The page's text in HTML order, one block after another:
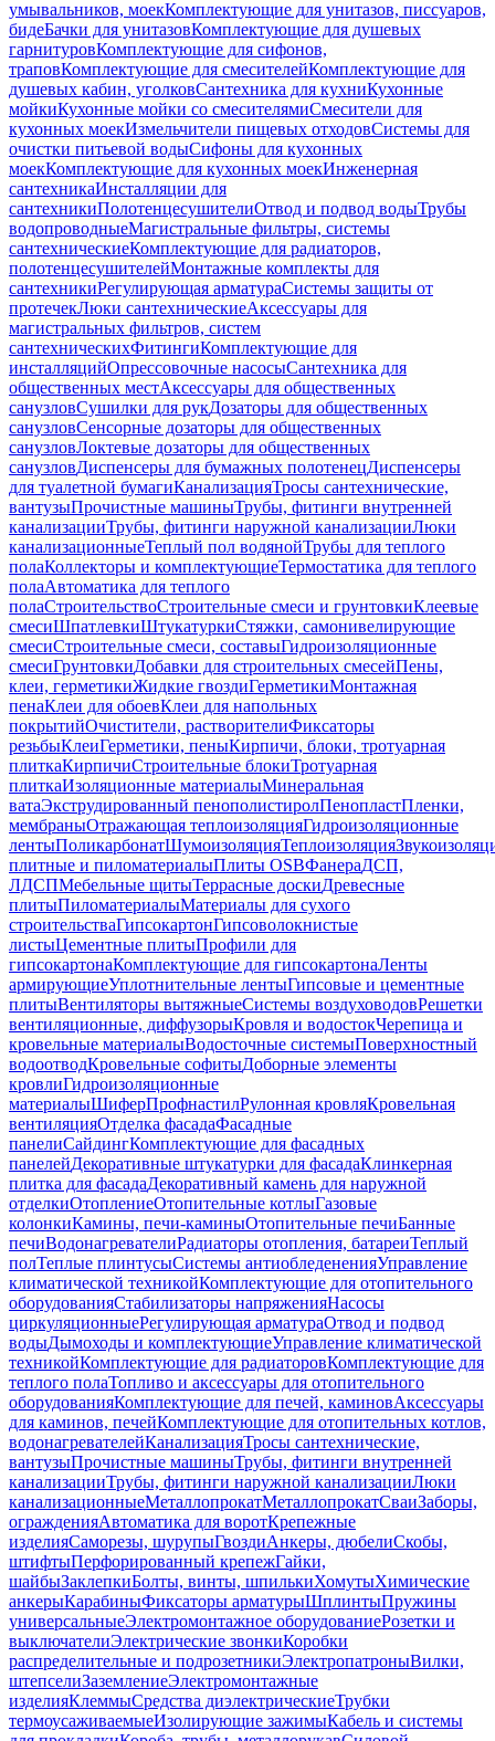
умывальников, моекКомплектующие для унитазов, писсуаров,
бидеБачки для унитазовКомплектующие для душевых
гарнитуровКомплектующие для сифонов,
траповКомплектующие для смесителейКомплектующие для
душевых кабин, уголковСантехника для кухниКухонные
мойкиКухонные мойки со смесителямиСмесители для
кухонных моекИзмельчители пищевых отходовСистемы для
очистки питьевой водыСифоны для кухонных
моекКомплектующие для кухонных моекИнженерная
сантехникаИнсталляции для
сантехникиПолотенцесушителиОтвод и подвод водыТрубы
водопроводныеМагистральные фильтры, системы
сантехническиеКомплектующие для радиаторов,
полотенцесушителейМонтажные комплекты для
сантехникиРегулирующая арматураСистемы защиты от
протечекЛюки сантехническиеАксессуары для
магистральных фильтров, систем
сантехническихФитингиКомплектующие для
инсталляцийОпрессовочные насосыСантехника для
общественных местАксессуары для общественных
санузловСушилки для рукДозаторы для общественных
санузловСенсорные дозаторы для общественных
санузловЛоктевые дозаторы для общественных
санузловДиспенсеры для бумажных полотенецДиспенсеры
для туалетной бумагиКанализацияТросы сантехнические,
вантузыПрочистные машиныТрубы, фитинги внутренней
канализацииТрубы, фитинги наружной канализацииЛюки
канализационныеТеплый пол водянойТрубы для теплого
полаКоллекторы и комплектующиеТермостатика для теплого
полаАвтоматика для теплого
полаСтроительствоСтроительные смеси и грунтовкиКлеевые
смесиШпатлевкиШтукатуркиСтяжки, самонивелирующие
смесиСтроительные смеси, составыГидроизоляционные
смесиГрунтовкиДобавки для строительных смесейПены,
клеи, герметикиЖидкие гвоздиГерметикиМонтажная
пенаКлеи для обоевКлеи для напольных
покрытийОчистители, растворителиФиксаторы
резьбыКлеиГерметики, пеныКирпичи, блоки, тротуарная
плиткаКирпичиСтроительные блокиТротуарная
плиткаИзоляционные материалыМинеральная
ватаЭкструдированный пенополистиролПенопластПленки,
мембраныОтражающая теплоизоляцияГидроизоляционные
лентыПоликарбонатШумоизоляцияТеплоизоляция
плитные и пиломатериалыПлиты OSBФанераДСП,
ЛДСПМебельные щитыТеррасные доскиДревесные
плитыПиломатериалыМатериалы для сухого
строительстваГипсокартонГипсоволокнистые
листыЦементные плитыПрофили для
гипсокартонаКомплектующие для гипсокартонаЛенты
армирующиеУплотнительные лентыГипсовые и цементные
плитыВентиляторы вытяжныеСистемы воздуховодовРешетки
вентиляционные, диффузорыКровля и водостокЧерепица и
кровельные материалыВодосточные системыПоверхностный
водоотводКровельные софитыДоборные элементы
кровлиГидроизоляционные
материалыШиферПрофнастилРулонная кровляКровельная
вентиляцияОтделка фасадаФасадные
панелиСайдингКомплектующие для фасадных
панелейДекоративные штукатурки для фасадаКлинкерная
плитка для фасадаДекоративный камень для наружной
отделкиОтоплениеОтопительные котлыГазовые
колонкиКамины, печи-каминыОтопительные печиБанные
печиВодонагревателиРадиаторы отопления, батареиТеплый
полТеплые плинтусыСистемы антиобледененияУправление
климатической техникойКомплектующие для отопительного
оборудованияСтабилизаторы напряженияНасосы
циркуляционныеРегулирующая арматураОтвод и подвод
водыДымоходы и комплектующиеУправление климатической
техникойКомплектующие для радиаторовКомплектующие для
теплого полаТопливо и аксессуары для отопительного
оборудованияКомплектующие для печей, каминовАксессуары
для каминов, печейКомплектующие для отопительных котлов,
водонагревателейКанализацияТросы сантехнические,
вантузыПрочистные машиныТрубы, фитинги внутренней
канализацииТрубы, фитинги наружной канализацииЛюки
канализационныеМеталлопрокатМеталлопрокатСваиЗаборы,
огражденияАвтоматика для воротКрепежные
изделияСаморезы, шурупыГвоздиАнкеры, дюбелиСкобы,
штифтыПерфорированный крепежГайки,
шайбыЗаклепкиБолты, винты, шпилькиХомутыХимические
анкерыКарабиныФиксаторы арматурыШплинтыПружины
универсальныеЭлектромонтажное оборудованиеРозетки и
выключателиЭлектрические звонкиКоробки
распределительные и подрозетникиЭлектропатроныВилки,
штепселиЗаземлениеЭлектромонтажные
изделияКлеммыСредства диэлектрическиеТрубки
термоусаживаемыеИзолирующие зажимыКабель и системы